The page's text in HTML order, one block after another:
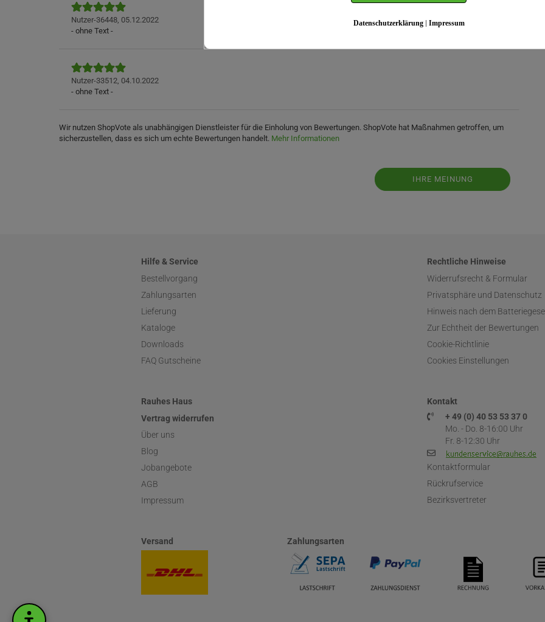
Nutzer-36448, 05.12.2022
- ohne Text -
Nutzer-33512, 04.10.2022
- ohne Text -
Wir nutzen ShopVote als unabhängigen Dienstleister für die Einholung von Bewertungen. ShopVote hat Maßnahmen getroffen, um
sicherzustellen, dass es sich um echte Bewertungen handelt. Mehr Informationen
IHRE MEINUNG
Hilfe & Service
Bestellvorgang
Zahlungsarten
Lieferung
Kataloge
Downloads
FAQ Gutscheine
Rechtliche Hinweise
Widerrufsrecht & Formular
Privatsphäre und Datenschutz
Hinweis nach dem
Zur Echtheit der Bewertungen
Cookie-Richtlinie
Cookies Einstellungen
Rauhes Haus
Vertrag widerrufen
Über uns
Blog
Jobangebote
AGB
Impressum
Kontakt
+ 49 (0) 40 53 53 37 0
Mo. - Do. 8-16:00 Uhr
Fr. 8-12:30 Uhr
Kontaktformular
Rückrufservice
Bezirksvertreter
Versand Zahlungsarten
Datenschutzerklärung| Impressum